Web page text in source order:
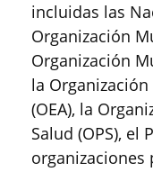
incluidas las
Organización
Organización
la
(OEA), la
Salud (OPS), el
organizaciones